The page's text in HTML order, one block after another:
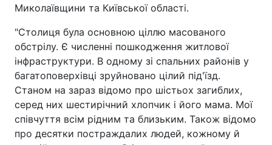
Миколаївщини та Київської області.
"Столиця була основною ціллю масованого
обстрілу. Є численні пошкодження житлової
інфраструктури. В одному зі спальних районів у
багатоповерхівці зруйновано цілий під'їзд.
Станом на зараз відомо про шістьох загиблих,
серед них шестирічний хлопчик і його мама. Мої
співчуття всім рідним та близьким. Також відомо
про десятки постраждалих людей, кожному й